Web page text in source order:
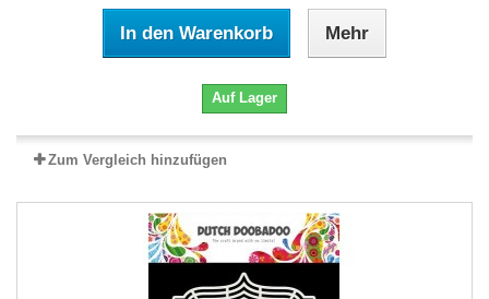
In den Warenkorb Mehr
Auf Lager
Zum Vergleich hinzufügen